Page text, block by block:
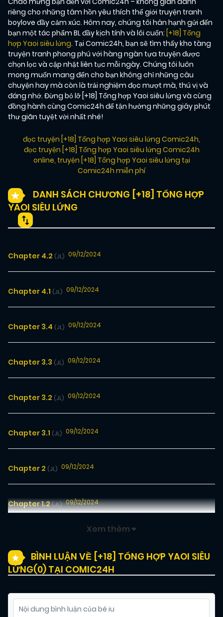
riêng cho những tâm hồn yêu thích thế giới truyện tranh
boylove đầy cảm xúc. Hôm nay, chúng tôi hân hạnh gửi đến
bạn một tác phẩm BL đầy kịch tính và lôi cuốn: [+18] Tổng
hợp Yaoi siêu lứng. Tại Comic24h, bạn sẽ tìm thấy kho tàng
truyện tranh phong phú với hàng ngàn tựa truyện được
chọn lọc và cập nhật liên tục mỗi ngày. Chúng tôi luôn
mong muốn mang đến cho bạn không chỉ những câu
chuyện hay mà còn là trải nghiệm đọc mượt mà, thú vị và
đáng nhớ. Đừng bỏ lỡ [+18] Tổng hợp Yaoi siêu lứng và cùng
đồng hành cùng Comic24h để tận hưởng những giây phút
thư giãn tuyệt vời nhất nhé!
đọc truyện [+18] Tổng hợp Yaoi siêu lứng Comic24h,
đọc truyện [+18] Tổng hợp Yaoi siêu lứng Comic24h
online, truyện [+18] Tổng hợp Yaoi siêu lứng tại
Comic24h miễn phí
DANH SÁCH CHƯƠNG [+18] TỔNG HỢP
YAOI SIÊU LỨNG
Chapter 4.2 (JL) 09/12/2024
Chapter 4.1 (JL) 09/12/2024
Chapter 3.4 (JL) 09/12/2024
Chapter 3.3 (JL) 09/12/2024
Chapter 3.2 (JL) 09/12/2024
Chapter 3.1 (JL) 09/12/2024
Chapter 2 (JL) 09/12/2024
Chapter 1.2(JL) 09/12/2024
Xem thêm
BÌNH LUẬN VỀ [+18] TỔNG HỢP YAOI SIÊU
LỨNG(0) TẠI COMIC24H